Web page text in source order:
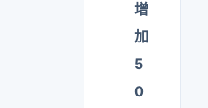
增
加
5
0